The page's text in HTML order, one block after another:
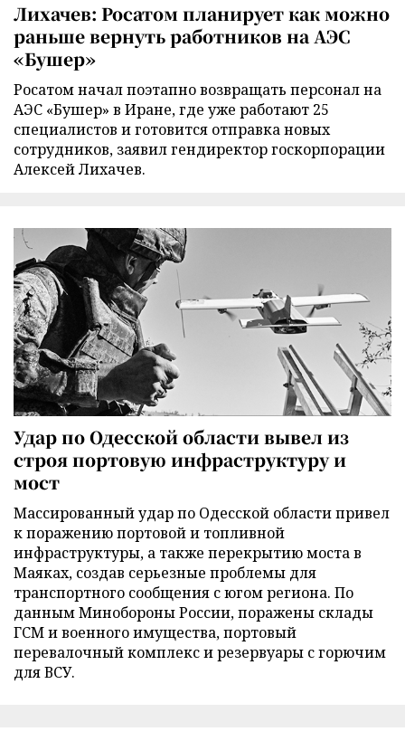
Лихачев: Росатом планирует как можно
раньше вернуть работников на АЭС
«Бушер»
Росатом начал поэтапно возвращать персонал на
АЭС «Бушер» в Иране, где уже работают 25
специалистов и готовится отправка новых
сотрудников, заявил гендиректор госкорпорации
Алексей Лихачев.
Удар по Одесской области вывел из
строя портовую инфраструктуру и
мост
Массированный удар по Одесской области привел
к поражению портовой и топливной
инфраструктуры, а также перекрытию моста в
Маяках, создав серьезные проблемы для
транспортного сообщения с югом региона. По
данным Минобороны России, поражены склады
ГСМ и военного имущества, портовый
перевалочный комплекс и резервуары с горючим
для ВСУ.